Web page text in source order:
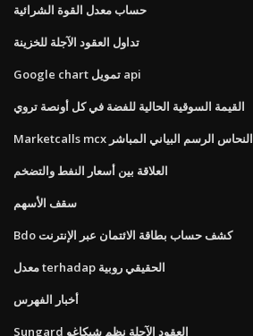
حساب معدل القوة الشرائية
تداول العقود الآجلة للخزينة
Google chart تمويل api
القيمة السوقية الحالية للفضة في كل أونصة تروي
Marketcalls mcx النحاس الرسم البياني المباشر
العلاقة بين أسعار النفط والتضخم
سقف الأسهم
Bdo كشف حساب بطاقة الائتمان عبر الإنترنت
معدل terhadap الحقيقي روبية
أخبار الفهرس
Sungard العقود الآجلة نظم شيكاغو